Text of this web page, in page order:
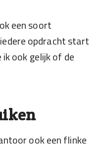
een soort
opdracht start
ik ook gelijk of de
ook een flinke